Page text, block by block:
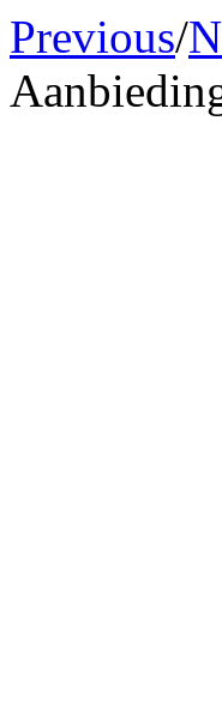
Previous/